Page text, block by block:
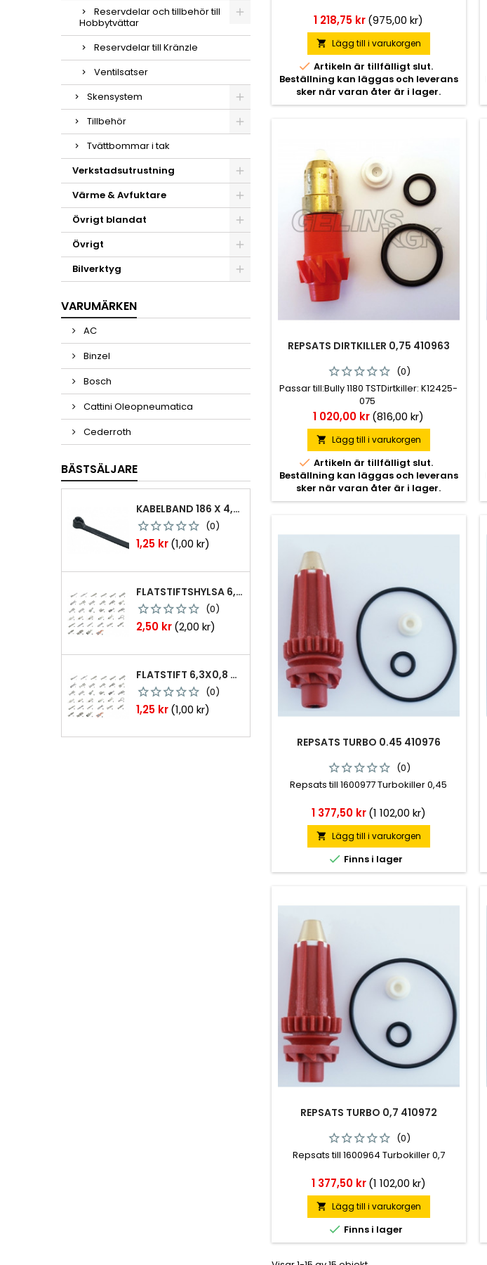
Reservdelar och tillbehör till
Hobbytvättar
Reservdelar till Kränzle
Ventilsatser
Skensystem
Tillbehör
Tvättbommar i tak
Verkstadsutrustning
Värme & Avfuktare
Övrigt blandat
Övrigt
Bilverktyg
VARUMÄRKEN
AC
Binzel
Bosch
Cattini Oleopneumatica
Cederroth
BÄSTSÄLJARE
KABELBAND 186 X 4,8MM TY25MX TY-RAP SVARTA 1000 ST
(0)
Pris
1,25 kr(1,00 kr)
FLATSTIFTSHYLSA 6,3X0,8 1,0-2,5 MM² 100ST NABB
(0)
Pris
2,50 kr(2,00 kr)
FLATSTIFT 6,3X0,8 M. NABB 1,0-2,5 MM2 100ST
(0)
Pris
1,25 kr(1,00 kr)
Pris
1 218,75 kr(975,00 kr)
 Lägg till i varukorgen
 Artikeln är tillfälligt slut.
Beställning kan läggas och leverans
sker när varan åter är i lager.
REPSATS DIRTKILLER 0,75 410963
(0)
Passar till:Bully 1180 TSTDirtkiller: K12425-
075
Pris
1 020,00 kr(816,00 kr)
 Lägg till i varukorgen
 Artikeln är tillfälligt slut.
Beställning kan läggas och leverans
sker när varan åter är i lager.
REPSATS TURBO 0.45 410976
(0)
Repsats till 1600977 Turbokiller 0,45
Pris
1 377,50 kr(1 102,00 kr)
 Lägg till i varukorgen
 Finns i lager
REPSATS TURBO 0,7 410972
(0)
Repsats till 1600964 Turbokiller 0,7
Pris
1 377,50 kr(1 102,00 kr)
 Lägg till i varukorgen
 Finns i lager